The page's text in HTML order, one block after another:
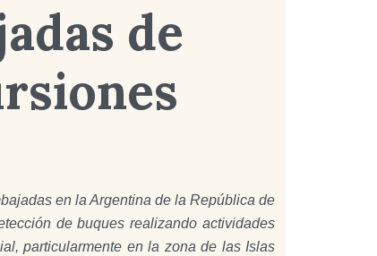
de
en la Argentina de la República de
de buques realizando actividades
particularmente en la zona de las Islas